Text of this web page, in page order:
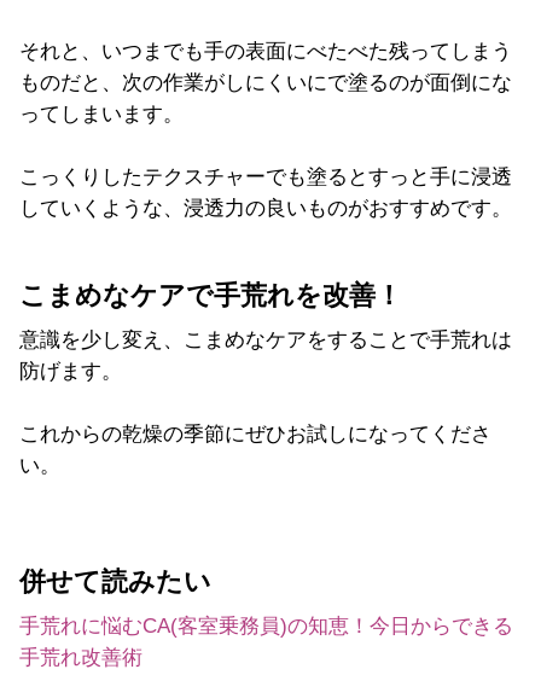
それと、いつまでも手の表面にべたべた残ってしまう
ものだと、次の作業がしにくいにで塗るのが面倒にな
ってしまいます。
こっくりしたテクスチャーでも塗るとすっと手に浸透
していくような、浸透力の良いものがおすすめです。
こまめなケアで手荒れを改善！
意識を少し変え、こまめなケアをすることで手荒れは
防げます。
これからの乾燥の季節にぜひお試しになってくださ
い。
併せて読みたい
手荒れに悩むCA(客室乗務員)の知恵！今日からできる
手荒れ改善術